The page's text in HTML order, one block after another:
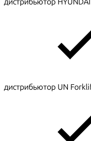
дистрибьютор UN